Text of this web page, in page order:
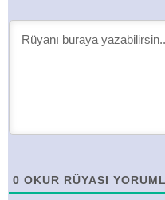
0 OKUR RÜYASI